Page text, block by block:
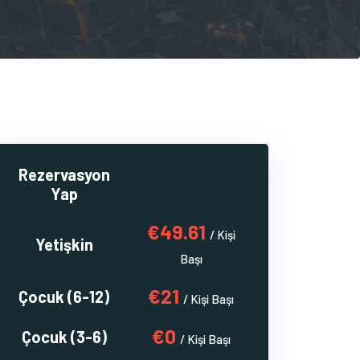
Rezervasyon
Yap
Yetişkin
€49.61 / Kişi
Başı
Çocuk (6-12) €21 / Kişi Başı
Çocuk (3-6) €0 / Kişi Başı